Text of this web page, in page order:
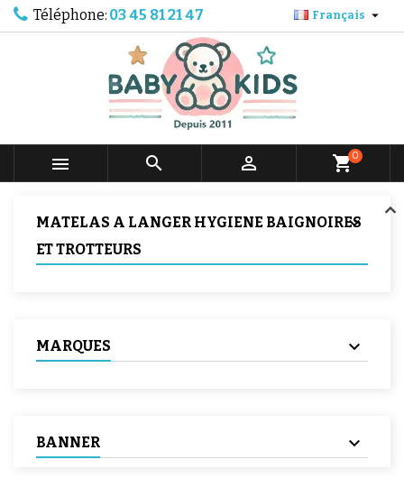
Téléphone: 03 45 81 21 47 Français 
   shopping_cart0
MATELAS A LANGER HYGIENE BAIGNOIRES
ET TROTTEURS
MARQUES
BANNER